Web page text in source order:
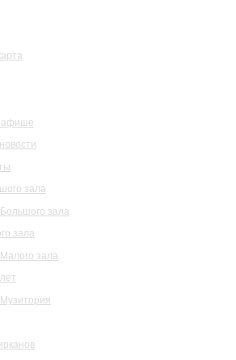
афише
зала
зала
зала
зала